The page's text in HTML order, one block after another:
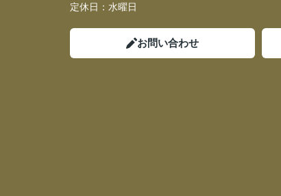
定休日： 水曜日
お問い合わせ